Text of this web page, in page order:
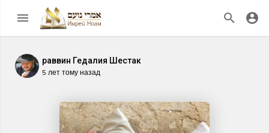
раввин Гедалия Шестак
5 лет тому назад